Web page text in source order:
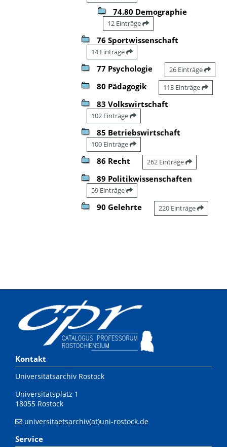
74.80 Demographie
12 Einträge
76 Sportwissenschaft
14 Einträge
77 Psychologie 26 Einträge
80 Pädagogik 113 Einträge
83 Volkswirtschaft
102 Einträge
85 Betriebswirtschaft
100 Einträge
86 Recht 262 Einträge
89 Politikwissenschaften
59 Einträge
90 Gelehrte 220 Einträge
Kontakt
Universitätsarchiv Rostock
Universitätsplatz 1
18055 Rostock
universitaetsarchiv(at)uni-rostock.de
Service